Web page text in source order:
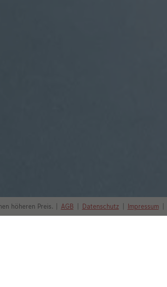
höheren Preis. | AGB | Datenschutz | Impressum |